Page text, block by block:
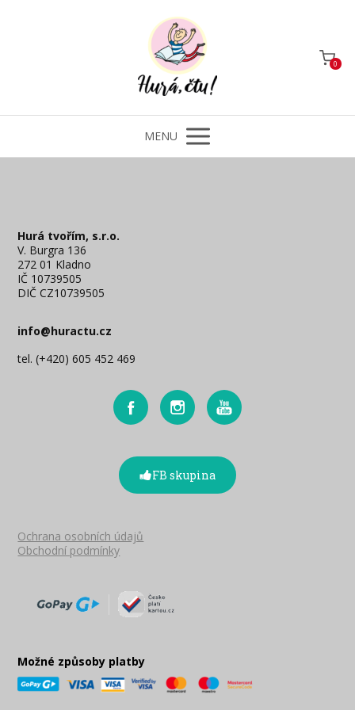
0
MENU
Hurá tvořím, s.r.o.
V. Burgra 136
272 01 Kladno
IČ 10739505
DIČ CZ10739505
info@huractu.cz
tel. (+420) 605 452 469
FB skupina
Ochrana osobních údajů
Obchodní podmínky
Možné způsoby platby